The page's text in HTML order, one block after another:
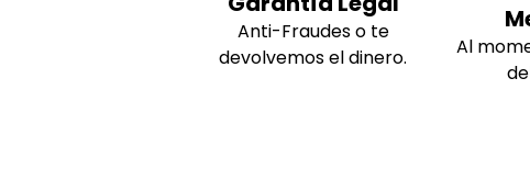
Anti-Fraudes o te
devolvemos el dinero.
Al